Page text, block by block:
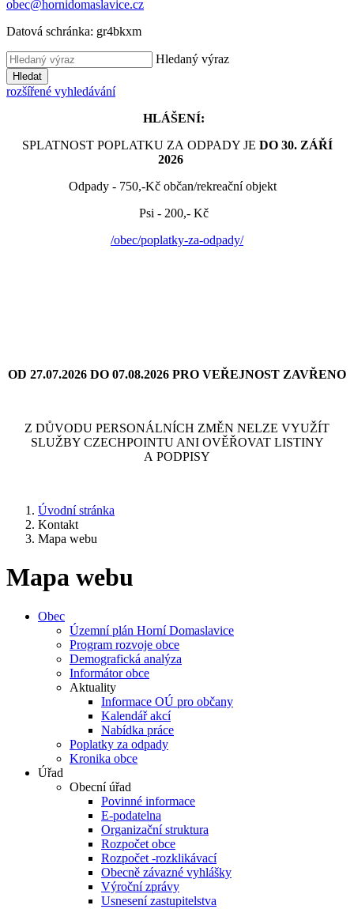
obec@hornidomaslavice.cz
Datová schránka: gr4bkxm
Hledaný výraz
Hledat
rozšířené vyhledávání
HLÁŠENÍ:
SPLATNOST POPLATKU ZA ODPADY JE DO 30. ZÁŘÍ
2026
Odpady - 750,-Kč občan/rekreační objekt
Psi - 200,- Kč
/obec/poplatky-za-odpady/
OD 27.07.2026 DO 07.08.2026 PRO VEŘEJNOST ZAVŘENO
Z DŮVODU PERSONÁLNÍCH ZMĚN NELZE VYUŽÍT
SLUŽBY CZECHPOINTU ANI OVĚŘOVAT LISTINY
A PODPISY
Úvodní stránka
Kontakt
Mapa webu
Mapa webu
Obec
Územní plán Horní Domaslavice
Program rozvoje obce
Demografická analýza
Informátor obce
Aktuality
Informace OÚ pro občany
Kalendář akcí
Nabídka práce
Poplatky za odpady
Kronika obce
Úřad
Obecní úřad
Povinné informace
E-podatelna
Organizační struktura
Rozpočet obce
Rozpočet -rozklikávací
Obecně závazné vyhlášky
Výroční zprávy
Usnesení zastupitelstva